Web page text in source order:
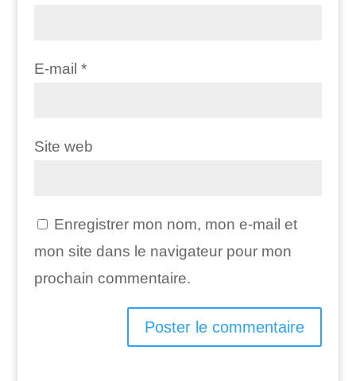
E-mail *
Site web
Enregistrer mon nom, mon e-mail et
mon site dans le navigateur pour mon
prochain commentaire.